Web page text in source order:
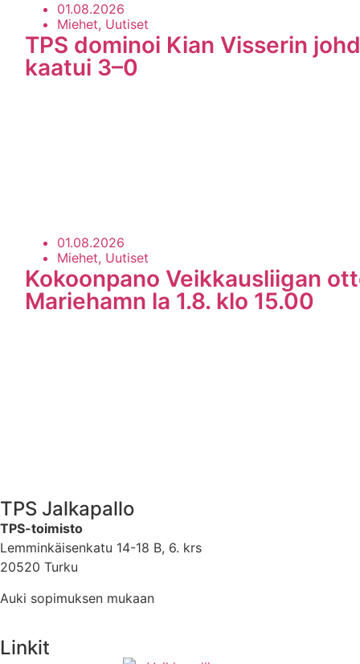
01.08.2026
Miehet, Uutiset
TPS dominoi Kian Visserin
kaatui 3–0
01.08.2026
Miehet, Uutiset
Kokoonpano Veikkausliigan
Mariehamn la 1.8. klo 15.00
TPS Jalkapallo
TPS-toimisto
Lemminkäisenkatu 14-18 B, 6. krs
20520 Turku
Auki sopimuksen mukaan
Linkit